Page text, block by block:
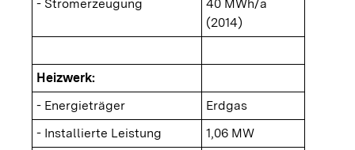
- Stromerzeugung
40 MWh/a
(2014)
Heizwerk:
- Energieträger
Erdgas
- Installierte Leistung
1,06 MW